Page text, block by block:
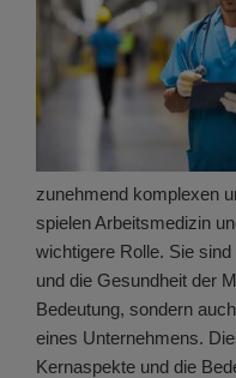
zunehmend komplexen
spielen Arbeitsmedizin
wichtigere Rolle. Sie
und die Gesundheit der
Bedeutung, sondern
eines Unternehmens.
Kernaspekte und die